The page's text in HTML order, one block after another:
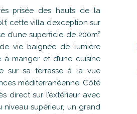
prisée des hauts de la
cette villa d’exception sur
superficie de 200m²
vie baignée de lumière
manger et d’une cuisine
sur sa terrasse à la vue
méditerranéenne. Côté
direct sur l’extérieur avec
niveau supérieur, un grand